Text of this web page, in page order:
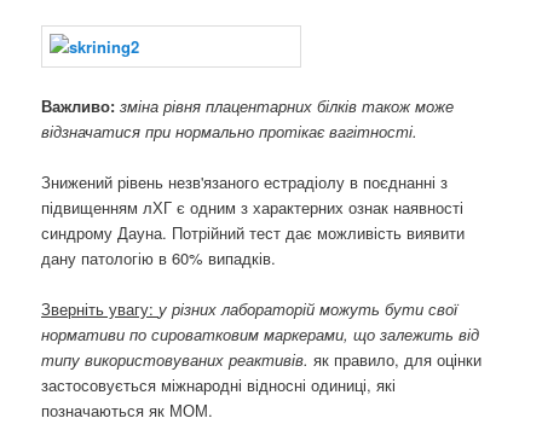
Важливо:зміна рівня плацентарних білків також може
відзначатися при нормально протікає вагітності.
Знижений рівень незв'язаного естрадіолу в поєднанні з
підвищенням лХГ є одним з характерних ознак наявності
синдрому Дауна. Потрійний тест дає можливість виявити
дану патологію в 60% випадків.
Зверніть увагу:у різних лабораторій можуть бути свої
нормативи по сироватковим маркерами, що залежить від
типу використовуваних реактивів.як правило, для оцінки
застосовується міжнародні відносні одиниці, які
позначаються як МОМ.